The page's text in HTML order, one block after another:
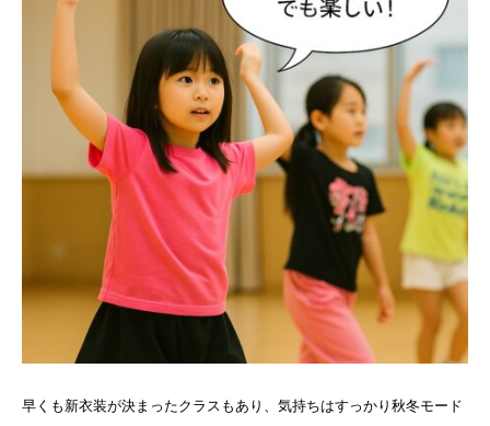
早くも新衣装が決まったクラスもあり、気持ちはすっかり秋冬モード